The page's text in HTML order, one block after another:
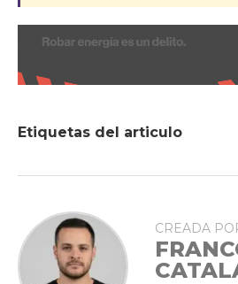
Etiquetas del articulo
CREADA